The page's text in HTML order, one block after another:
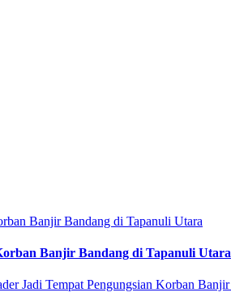
Banjir Bandang di Tapanuli Utara